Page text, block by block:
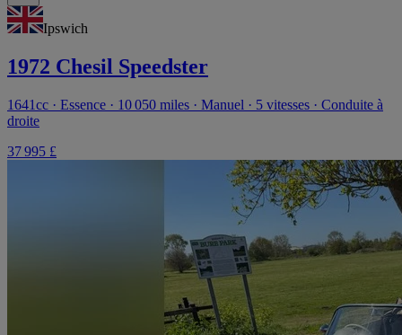
Ipswich
1972 Chesil Speedster
1641cc · Essence · 10 050 miles · Manuel · 5 vitesses · Conduite à
droite
37 995 £